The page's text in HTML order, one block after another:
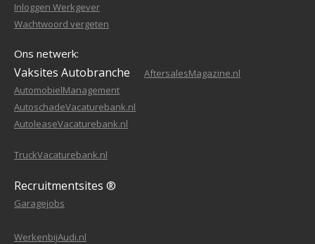
Inloggen Werkgever
Wachtwoord vergeten
Ons netwerk:
Vaksites Autobranche
AftersalesMagazine.nl
AutomobielManagement
AutoschadeVacaturebank.nl
AutoleaseVacaturebank.nl
TruckVacaturebank.nl
Recruitmentsites ®
Garagejobs
WerkenbijAudi.nl